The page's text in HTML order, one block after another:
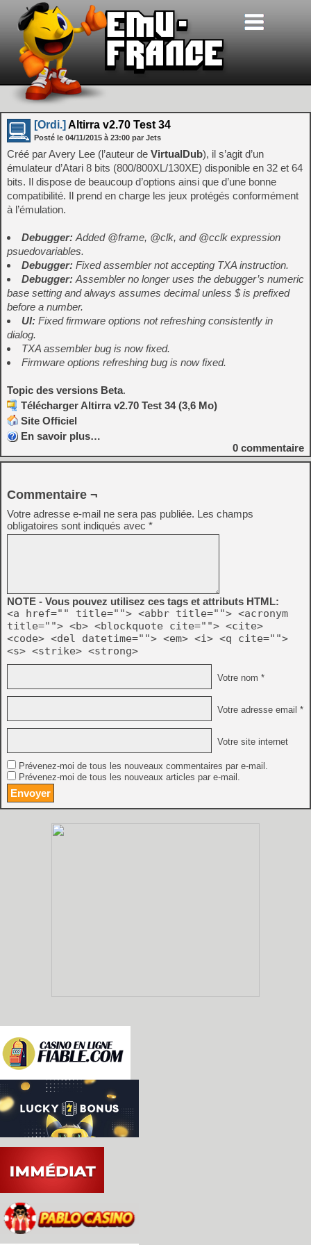
[Ordi.] Altirra v2.70 Test 34
Posté le 04/11/2015 à 23:00 par Jets
Créé par Avery Lee (l’auteur de VirtualDub), il s’agit d’un
émulateur d’Atari 8 bits (800/800XL/130XE) disponible en 32 et 64
bits. Il dispose de beaucoup d’options ainsi que d’une bonne
compatibilité. Il prend en charge les jeux protégés conformément
à l’émulation.
Debugger: Added @frame, @clk, and @cclk expression
psuedovariables.
Debugger: Fixed assembler not accepting TXA instruction.
Debugger: Assembler no longer uses the debugger’s numeric
base setting and always assumes decimal unless $ is prefixed
before a number.
UI: Fixed firmware options not refreshing consistently in
dialog.
TXA assembler bug is now fixed.
Firmware options refreshing bug is now fixed.
Topic des versions Beta.
Télécharger Altirra v2.70 Test 34 (3,6 Mo)
Site Officiel
En savoir plus…
0 commentaire
Commentaire ¬
Votre adresse e-mail ne sera pas publiée. Les champs
obligatoires sont indiqués avec *
NOTE - Vous pouvez utilisez ces tags et attributs HTML:
<a href="" title=""> <abbr title=""> <acronym
title=""> <b> <blockquote cite=""> <cite>
<code> <del datetime=""> <em> <i> <q cite="">
<s> <strike> <strong>
Votre nom *
Votre adresse email *
Votre site internet
Prévenez-moi de tous les nouveaux commentaires par e-mail.
Prévenez-moi de tous les nouveaux articles par e-mail.